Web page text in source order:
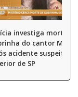
investiga morte de
do cantor
acidente suspeito
de SP